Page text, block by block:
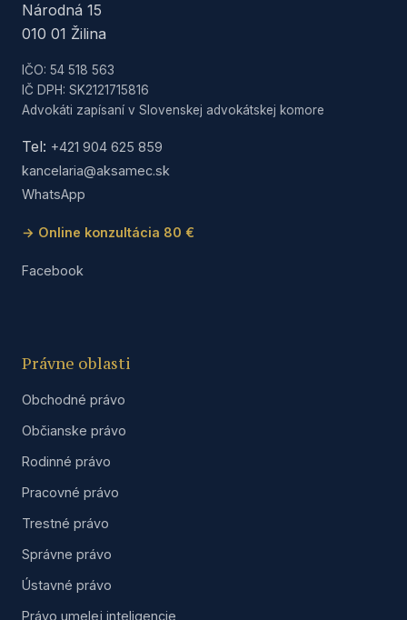
Národná 15
010 01 Žilina
IČO: 54 518 563
IČ DPH: SK2121715816
Advokáti zapísaní v Slovenskej advokátskej komore
Tel: +421 904 625 859
kancelaria@aksamec.sk
WhatsApp
→ Online konzultácia 80 €
Facebook
Právne oblasti
Obchodné právo
Občianske právo
Rodinné právo
Pracovné právo
Trestné právo
Správne právo
Ústavné právo
Právo umelej inteligencie